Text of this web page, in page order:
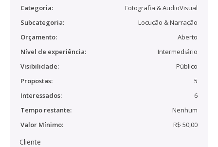
Categoria:
Fotografia & AudioVisual
Subcategoria:
Locução & Narração
Orçamento:
Aberto
Nível de experiência:
Intermediário
Visibilidade:
Público
Propostas:
5
Interessados:
6
Tempo restante:
Nenhum
Valor Mínimo:
R$ 50,00
Cliente